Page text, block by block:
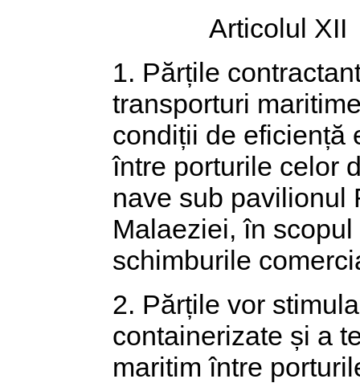
Articolul XII
1. Părțile
transporturi
condiții de eficiență
între porturile celor
nave sub pavilionul
Malaeziei, în
schimburile
2. Părțile vor
containerizate și a
maritim între